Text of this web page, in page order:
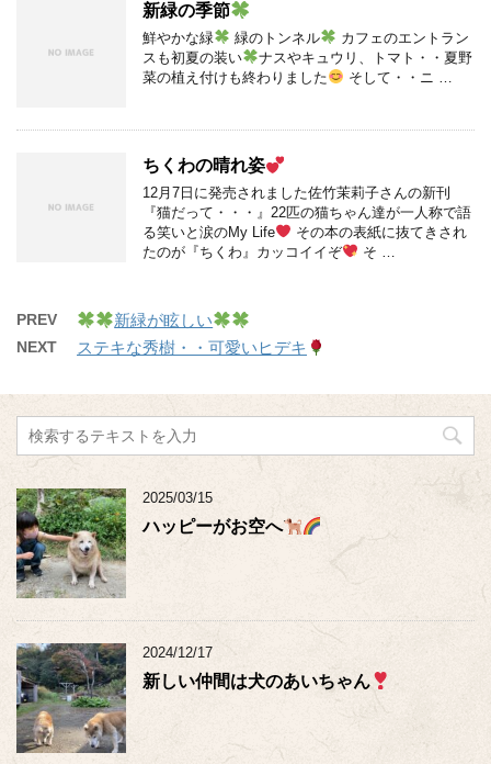
新緑の季節
鮮やかな緑 緑のトンネル
カフェのエントラン
スも初夏の装い
ナスやキュウリ、トマト・・夏野
菜の植え付けも終わりました
そして・・ニ …
ちくわの晴れ姿
12月7日に発売されました佐竹茉莉子さんの新刊
『猫だって・・・』22匹の猫ちゃん達が一人称で語
る笑いと涙のMy Life
その本の表紙に抜てきされ
たのが『ちくわ』カッコイイぞ
そ …
PREV 新緑が眩しい
NEXT ステキな秀樹・・可愛いヒデキ
2025/03/15
ハッピーがお空へ
2024/12/17
新しい仲間は犬のあいちゃん